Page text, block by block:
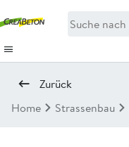
Zurück
Home
Strassenbau